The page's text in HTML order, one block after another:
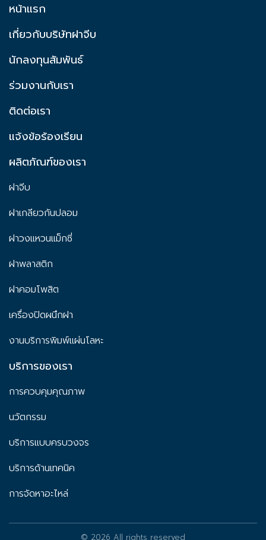
หน้าแรก
เกี่ยวกับบริษัทฝาจีบ
นักลงทุนสัมพันธ์
ร่วมงานกับเรา
ติดต่อเรา
แจ้งข้อร้องเรียน
ผลิตภัณฑ์ของเรา
ฝาจีบ
ฝาเกลียวกันปลอม
ฝาวงแหวนแม็กซี่
ฝาพลาสติก
ฝาคอมโพสิต
เครื่องปิดผนึกฝา
งานบริการพิมพ์แผ่นโลหะ
บริการของเรา
การควบคุมคุณภาพ
นวัตกรรม
บริการแบบครบวงจร
บริการด้านเทคนิค
การจัดหาอะไหล่
© 2026 All rights reserved